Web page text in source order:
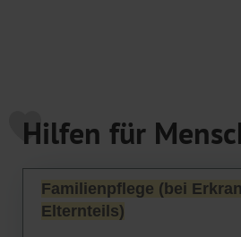
Hilfen für
Familienpflege (bei
Elternteils)